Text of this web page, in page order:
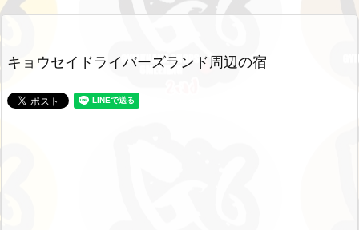
キョウセイドライバーズランド周辺の宿